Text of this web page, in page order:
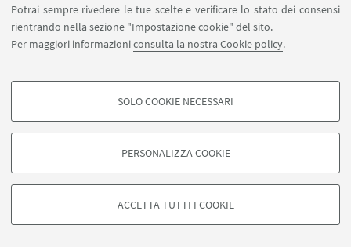
Potrai sempre rivedere le tue scelte e verificare lo stato dei consensi
rientrando nella sezione "Impostazione cookie" del sito.
Per maggiori informazioniconsulta la nostra Cookie policy.
COOKIE DI PROFILAZIONE - FACOLTATIVI
degli utenti, creare profili in base al loro comportamento sul sito, per analisi
di marketing.
Google/Youtube Video
SOLO COOKIE NECESSARI
PERSONALIZZA COOKIE
ACCETTA TUTTI I COOKIE
La prima parte del corso sarà dedicata allo studio della
teoria degli HMMs, allo studio dei problemi associati e
alla soluzione offerta dai metodi SMC, la seconda sarà
semplici modelli di volatilità stocastica.
Pieralberto Guarniero
Seguici su:
©Copyright 2026 - ALMA MATER STUDIORUM - Università di
Privacy- Note legali-Impostazioni Cookie